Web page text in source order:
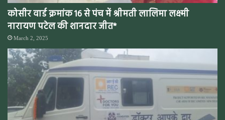
कोसीर वार्ड क्रमांक 16 से पंच में श्रीमती लालिमा लक्ष्मी
नारायण पटेल की शानदार जीत*
March 2, 2025